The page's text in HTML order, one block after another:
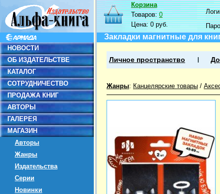
НОВОСТИ
ОБ ИЗДАТЕЛЬСТВЕ
КАТАЛОГ
СОТРУДНИЧЕСТВО
ПРОДАЖА КНИГ
АВТОРЫ
ГАЛЕРЕЯ
МАГАЗИН
Авторы
Жанры
Издательства
Серии
Новинки
Корзина
Товаров:0
Цена:0 руб.
Закладки магнитные для
Личное пространство
Жанры: Канцелярские товары /